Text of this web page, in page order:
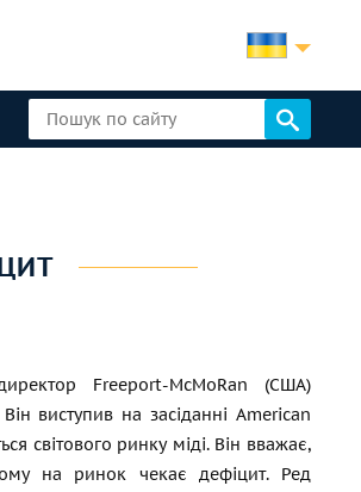
Freeport-McMoRan (США)
виступив на засіданні American
світового ринку міді. Він вважає,
на ринок чекає дефіцит. Ред